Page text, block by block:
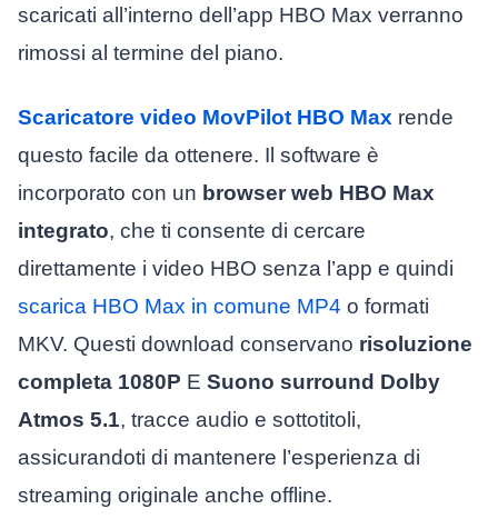
scaricati all’interno dell’app HBO Max verranno
rimossi al termine del piano.
Scaricatore video MovPilot HBO Maxrende
questo facile da ottenere. Il software è
incorporato con un browser web HBO Max
integrato, che ti consente di cercare
direttamente i video HBO senza l’app e quindi
scarica HBO Max in comune MP4 o formati
MKV. Questi download conservano risoluzione
completa 1080P E Suono surround Dolby
Atmos 5.1, tracce audio e sottotitoli,
assicurandoti di mantenere l’esperienza di
streaming originale anche offline.